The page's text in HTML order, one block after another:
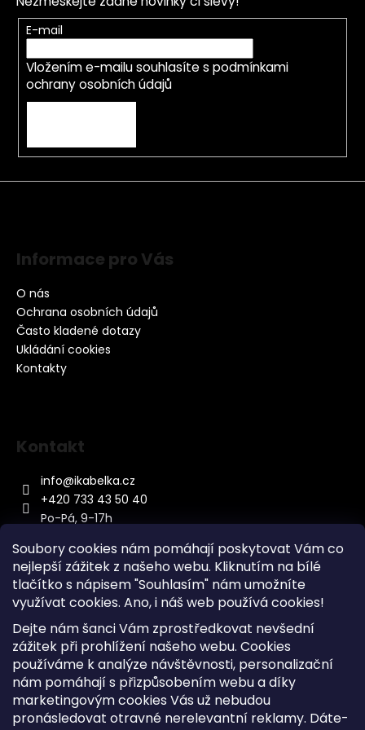
Soubory cookies nám pomáhají poskytovat Vám co
nejlepší zážitek z našeho webu. Kliknutím na bílé
tlačítko s nápisem "Souhlasím" nám umožníte
využívat cookies. Ano, i náš web používá cookies!
Dejte nám šanci Vám zprostředkovat nevšední
zážitek při prohlížení našeho webu. Cookies
používáme k analýze návštěvnosti, personalizační
nám pomáhají s přizpůsobením webu a díky
marketingovým cookies Vás už nebudou
pronásledovat otravné nerelevantní reklamy. Dáte-
E-mail
Vložením e-mailu souhlasíte s podmínkami
ochrany osobních údajů
Informace pro Vás
O nás
Ochrana osobních údajů
Často kladené dotazy
Ukládání cookies
Kontakty
Kontakt
info@ikabelka.cz
+420 733 43 50 40
Po-Pá, 9-17h
Kontakt
Sitemap
Doprava a Platba
Reklamace Zboží
Obchodní podmínky